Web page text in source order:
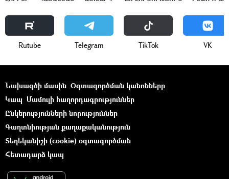
Rutube Telegram ТikТоk VK
Նախագծի մասին Օգտագործման կանոնները
Կապ Մամուլի հաղորդագրություններ
Ընկերությունների նորություններ
Գաղտնիության քաղաքականություն
Տեղեկանիշի (cookie) օգտագործման
Հետադարձ կապ